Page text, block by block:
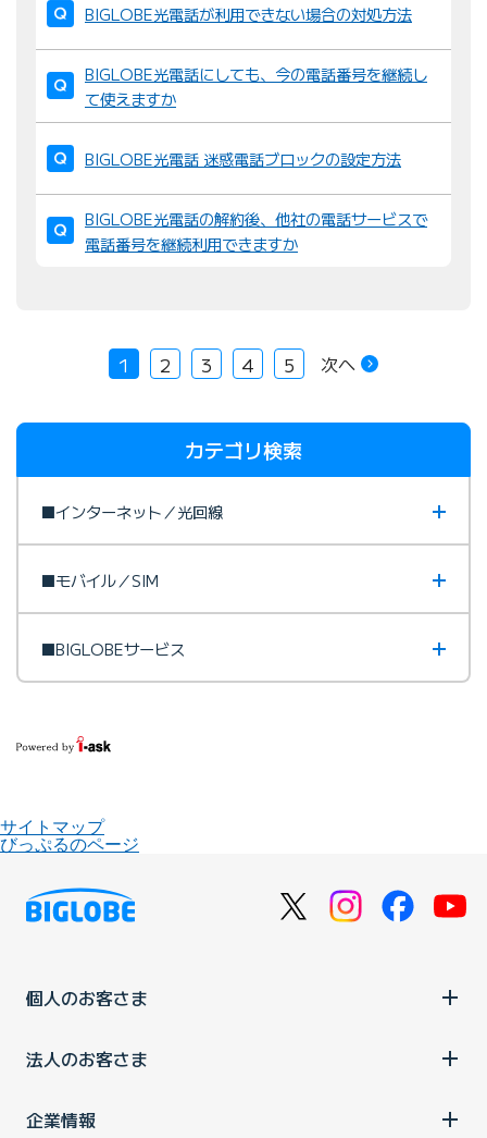
BIGLOBE光電話が利用できない場合の対処方法
BIGLOBE光電話にしても、今の電話番号を継続し
て使えますか
BIGLOBE光電話 迷惑電話ブロックの設定方法
BIGLOBE光電話の解約後、他社の電話サービスで
電話番号を継続利用できますか
1 2 3 4 5 次へ
カテゴリ検索
■インターネット／光回線
■モバイル／SIM
■BIGLOBEサービス
サイトマップ
びっぷるのページ
個人のお客さま
法人のお客さま
企業情報